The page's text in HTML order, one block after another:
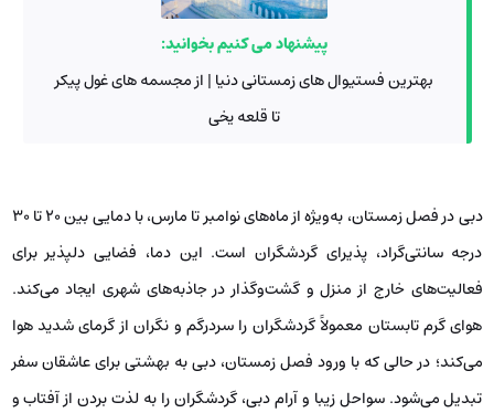
پیشنهاد می کنیم بخوانید:
بهترین فستیوال های زمستانی دنیا | از مجسمه های غول پیکر
تا قلعه یخی
دبی در فصل زمستان، به‌ویژه از ماه‌های نوامبر تا مارس، با دمایی بین 20 تا 30
درجه سانتی‌گراد، پذیرای گردشگران است. این دما، فضایی دلپذیر برای
فعالیت‌های خارج از منزل و گشت‌وگذار در جاذبه‌های شهری ایجاد می‌کند.
هوای گرم تابستان معمولاً گردشگران را سردرگم و نگران از گرمای شدید هوا
می‌کند؛ در حالی که با ورود فصل زمستان، دبی به بهشتی برای عاشقان سفر
تبدیل می‌شود. سواحل زیبا و آرام دبی، گردشگران را به لذت بردن از آفتاب و